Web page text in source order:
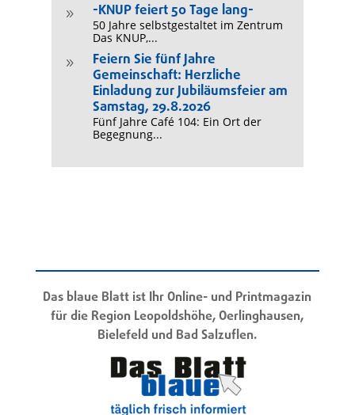
9 -KNUP feiert 50 Tage lang-
50 Jahre selbstgestaltet im Zentrum
Das KNUP,...
9
Feiern Sie fünf Jahre
Gemeinschaft: Herzliche
Einladung zur Jubiläumsfeier am
Samstag, 29.8.2026
Fünf Jahre Café 104: Ein Ort der
Begegnung...
Das blaue Blatt ist Ihr Online- und Printmagazin
für die Region Leopoldshöhe, Oerlinghausen,
Bielefeld und Bad Salzuflen.